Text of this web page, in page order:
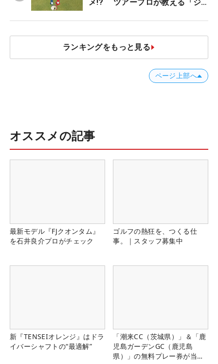
メ!? ツアープロが教える「ジ
減するワケ
ランキングをもっと見る
ページ上部へ
オススメの記事
最新モデル『FJクオンタム』
を石井良介プロがチェック
ゴルフの熱狂を、つくる仕
事。｜スタッフ募集中
新『TENSEIオレンジ』はドラ
イバーシャフトの“最適解”
「潮来CC（茨城県）」＆「鹿
児島ガーデンGC（鹿児島
県）」の無料プレー券が当た